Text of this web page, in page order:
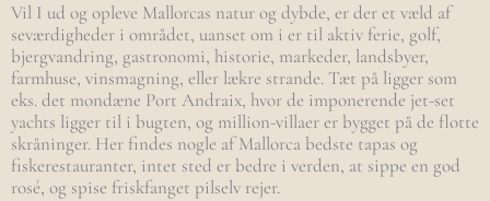
Vil I ud og opleve Mallorcas natur og dybde, er der et væld af
seværdigheder i området, uanset om i er til aktiv ferie, golf,
bjergvandring, gastronomi, historie, markeder, landsbyer,
farmhuse, vinsmagning, eller lækre strande. Tæt på ligger som
eks. det mondæne Port Andraix, hvor de imponerende jet-set
yachts ligger til i bugten, og million-villaer er bygget på de flotte
skråninger. Her findes nogle af Mallorca bedste tapas og
fiskerestauranter, intet sted er bedre i verden, at sippe en god
rosé, og spise friskfanget pilselv rejer.